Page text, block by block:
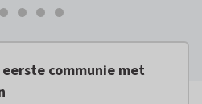
communie met